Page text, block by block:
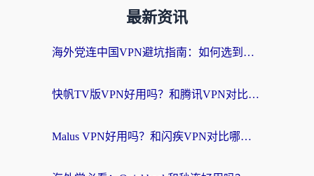
最新资讯
海外党连中国VPN避坑指南：如何选到真正能无缝刷国内资源的加速器？
快帆TV版VPN好用吗？和腾讯VPN对比哪个回国效果更好？海外党必看的真实体验指南
Malus VPN好用吗？和闪疾VPN对比哪个回国效果更好？海外华人的实用避坑指南